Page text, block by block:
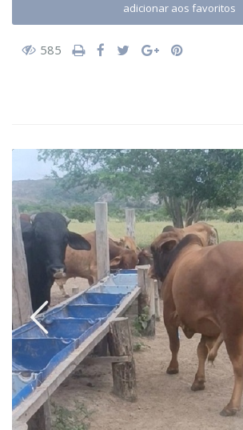
adicionar aos favoritos
585